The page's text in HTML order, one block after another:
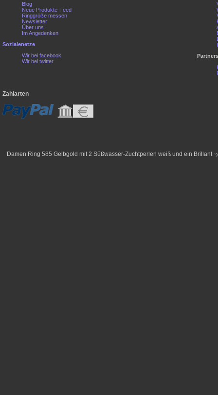
Blog
Neue Produkte-Feed
Ringgröße messen
Newsletter
Über uns
Im Angedenken
Sozialenetze
Wir bei facebook
Wir bei twitter
Zahlarten
Damen Ring 585 Gelbgold mit 2 Süßwasser-Zuchtperlen weiß und ein Brillant